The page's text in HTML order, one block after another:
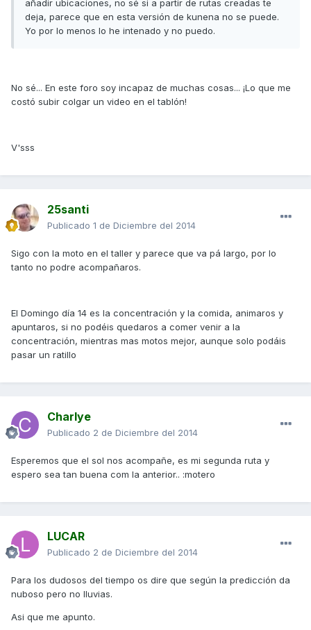
añadir ubicaciones, no sé si a partir de rutas creadas te
deja, parece que en esta versión de kunena no se puede.
Yo por lo menos lo he intenado y no puedo.
No sé... En este foro soy incapaz de muchas cosas... ¡Lo que me
costó subir colgar un video en el tablón!
V'sss
25santi
Publicado 1 de Diciembre del 2014
Sigo con la moto en el taller y parece que va pá largo, por lo
tanto no podre acompañaros.
El Domingo día 14 es la concentración y la comida, animaros y
apuntaros, si no podéis quedaros a comer venir a la
concentración, mientras mas motos mejor, aunque solo podáis
pasar un ratillo
Charlye
Publicado 2 de Diciembre del 2014
Esperemos que el sol nos acompañe, es mi segunda ruta y
espero sea tan buena com la anterior.. :motero
LUCAR
Publicado 2 de Diciembre del 2014
Para los dudosos del tiempo os dire que según la predicción da
nuboso pero no lluvias.
Asi que me apunto.